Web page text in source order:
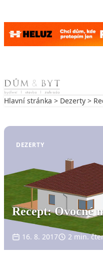
Skip to content
Hlavní stránka > Dezerty >
DEZERTY
Recept: Ovocné
16. 8. 2017 2 min.